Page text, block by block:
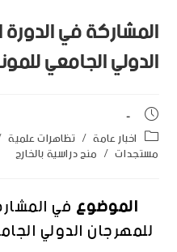
المشاركة في
الدولي الجامعي
اخبار عامة / تظاهرات علمية
مستجدات / منح دراسية بالخارج
الموضوعفي
للمهرجانالدولي